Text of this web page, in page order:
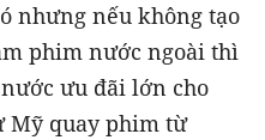
nhưng nếu không tạo
phim nước ngoài thì
ưu đãi lớn cho
Mỹ quay phim từ